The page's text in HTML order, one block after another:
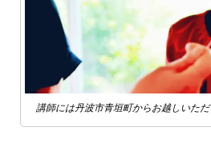
講師には丹波市青垣町からお越しいた